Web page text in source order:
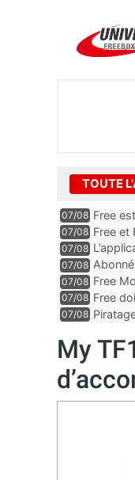
TOUTE
07/08 Free
encore
07/08 Free et
l’obtenir
07/08
Mobile,
07/08
07/08 Free
des
07/08 Free
07/08
My